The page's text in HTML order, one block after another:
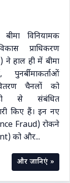
बीमा विनियामक
प्राधिकरण
ने हाल ही में बीमा
पुनर्बीमाकर्ताओं
चैनलों को
से संबंधित
किए हैं। इन नए
Fraud) रोकने
को और...
और जानिएं »